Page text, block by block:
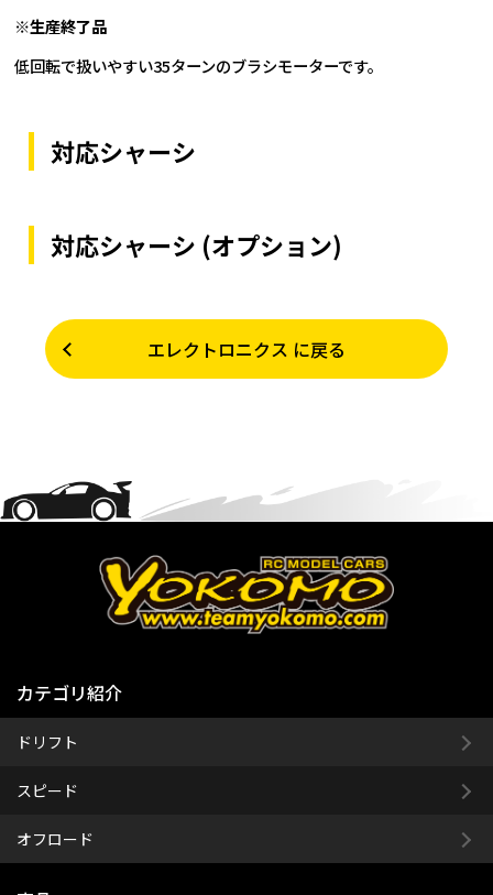
※生産終了品
低回転で扱いやすい35ターンのブラシモーターです。
対応シャーシ
対応シャーシ (オプション)
エレクトロニクス に戻る
カテゴリ紹介
ドリフト
スピード
オフロード